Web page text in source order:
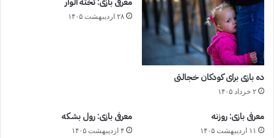
ده بازی برای کودکان خجالتی
۲ خرداد ۱۴۰۵
۲۸ اردیبهشت ۱۴۰۵
معرفی بازی: روزنه
۱۱ اردیبهشت ۱۴۰۵
معرفی بازی: رول بشکه
۴ اردیبهشت ۱۴۰۵